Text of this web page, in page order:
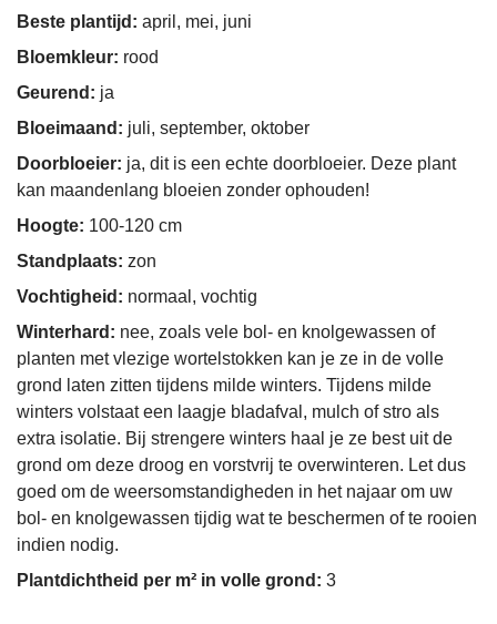
Beste plantijd: april, mei, juni
Bloemkleur: rood
Geurend: ja
Bloeimaand: juli, september, oktober
Doorbloeier: ja, dit is een echte doorbloeier. Deze plant
kan maandenlang bloeien zonder ophouden!
Hoogte: 100-120 cm
Standplaats: zon
Vochtigheid: normaal, vochtig
Winterhard: nee, zoals vele bol- en knolgewassen of
planten met vlezige wortelstokken kan je ze in de volle
grond laten zitten tijdens milde winters. Tijdens milde
winters volstaat een laagje bladafval, mulch of stro als
extra isolatie. Bij strengere winters haal je ze best uit de
grond om deze droog en vorstvrij te overwinteren. Let dus
goed om de weersomstandigheden in het najaar om uw
bol- en knolgewassen tijdig wat te beschermen of te rooien
indien nodig.
Plantdichtheid per m² in volle grond: 3